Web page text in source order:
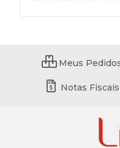
Meus
Notas Fiscais